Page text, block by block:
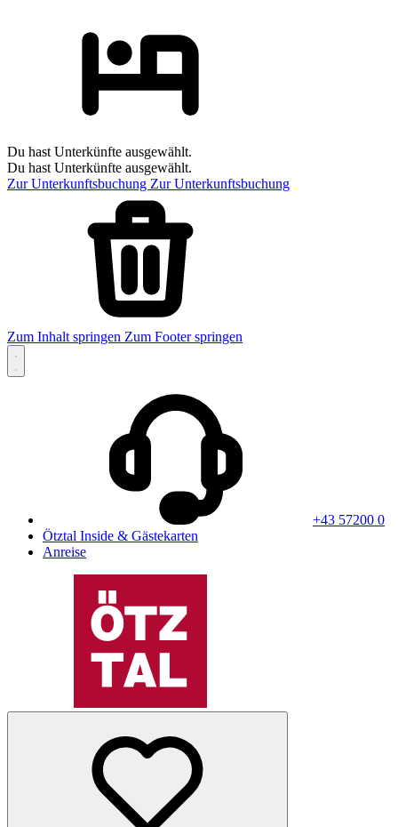
Du hast Unterkünfte ausgewählt.
Du hast Unterkünfte ausgewählt.
Zur Unterkunftsbuchung Zur Unterkunftsbuchung
Zum Inhalt springen Zum Footer springen
+43 57200 0
Ötztal Inside & Gästekarten
Anreise